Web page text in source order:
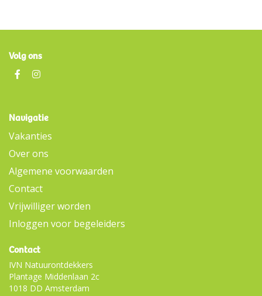
Volg ons
Navigatie
Vakanties
Over ons
Algemene voorwaarden
Contact
Vrijwilliger worden
Inloggen voor begeleiders
Contact
IVN Natuurontdekkers
Plantage Middenlaan 2c
1018 DD Amsterdam